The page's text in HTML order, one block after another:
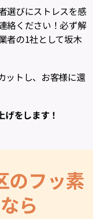
選びにストレスを感
絡ください！必ず解
者の1社として坂木
ットし、お客様に還
をします！
のフッ素
ら